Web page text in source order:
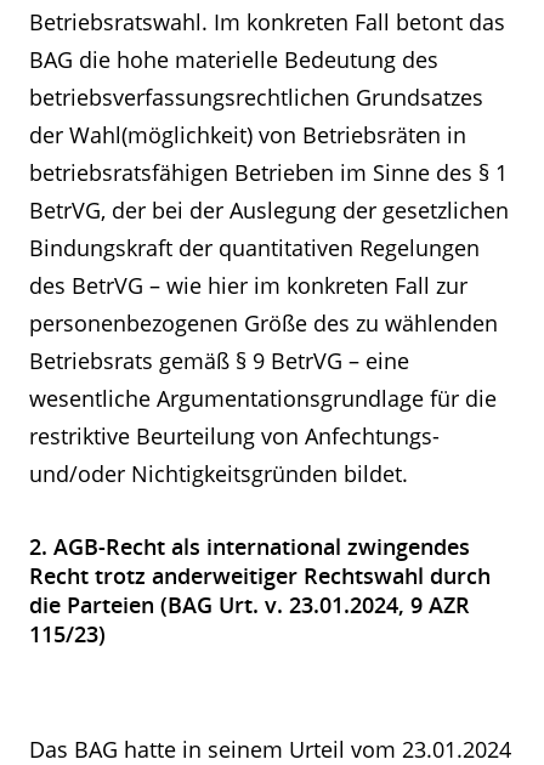
Betriebsratswahl. Im konkreten Fall betont das
BAG die hohe materielle Bedeutung des
betriebsverfassungsrechtlichen Grundsatzes
der Wahl(möglichkeit) von Betriebsräten in
betriebsratsfähigen Betrieben im Sinne des § 1
BetrVG, der bei der Auslegung der gesetzlichen
Bindungskraft der quantitativen Regelungen
des BetrVG – wie hier im konkreten Fall zur
personenbezogenen Größe des zu wählenden
Betriebsrats gemäß § 9 BetrVG – eine
wesentliche Argumentationsgrundlage für die
restriktive Beurteilung von Anfechtungs-
und/oder Nichtigkeitsgründen bildet.
2. AGB-Recht als international zwingendes
Recht trotz anderweitiger Rechtswahl durch
die Parteien (BAG Urt. v. 23.01.2024, 9 AZR
115/23)
Das BAG hatte in seinem Urteil vom 23.01.2024